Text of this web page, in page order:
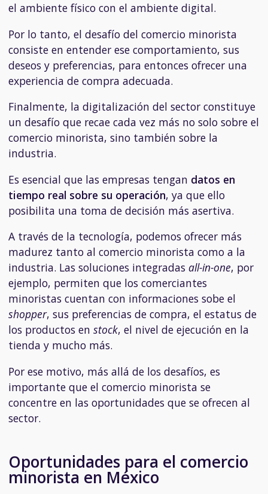
el ambiente físico con el ambiente digital.
Por lo tanto, el desafío del comercio minorista
consiste en entender ese comportamiento, sus
deseos y preferencias, para entonces ofrecer una
experiencia de compra adecuada.
Finalmente, la digitalización del sector constituye
un desafío que recae cada vez más no solo sobre el
comercio minorista, sino también sobre la
industria.
Es esencial que las empresas tengan datos en
tiempo real sobre su operación, ya que ello
posibilita una toma de decisión más asertiva.
A través de la tecnología, podemos ofrecer más
madurez tanto al comercio minorista como a la
industria. Las soluciones integradas all-in-one, por
ejemplo, permiten que los comerciantes
minoristas cuentan con informaciones sobe el
shopper, sus preferencias de compra, el estatus de
los productos en stock, el nivel de ejecución en la
tienda y mucho más.
Por ese motivo, más allá de los desafíos, es
importante que el comercio minorista se
concentre en las oportunidades que se ofrecen al
sector.
Oportunidades para el comercio
minorista en México